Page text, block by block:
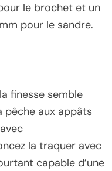
le brochet et un
pour le sandre.
finesse semble
pêche aux appâts
la traquer avec
capable d’une